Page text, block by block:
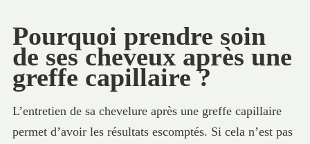
Pourquoi prendre soin
de ses cheveux après une
greffe capillaire ?
L’entretien de sa chevelure après une greffe capillaire
permet d’avoir les résultats escomptés. Si cela n’est pas